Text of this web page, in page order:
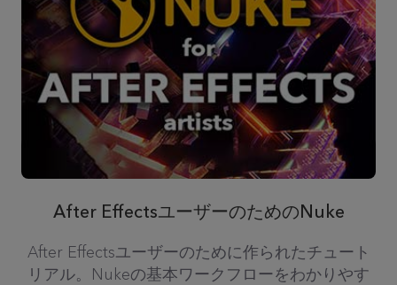
After EffectsユーザーのためのNuke
After Effectsユーザーのために作られたチュート
リアル。Nukeの基本ワークフローをわかりやす